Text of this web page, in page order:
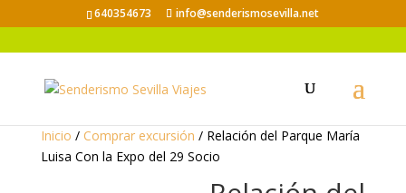
640354673 info@senderismosevilla.net
Inicio / Comprar excursión / Relación del Parque María
Luisa Con la Expo del 29 Socio